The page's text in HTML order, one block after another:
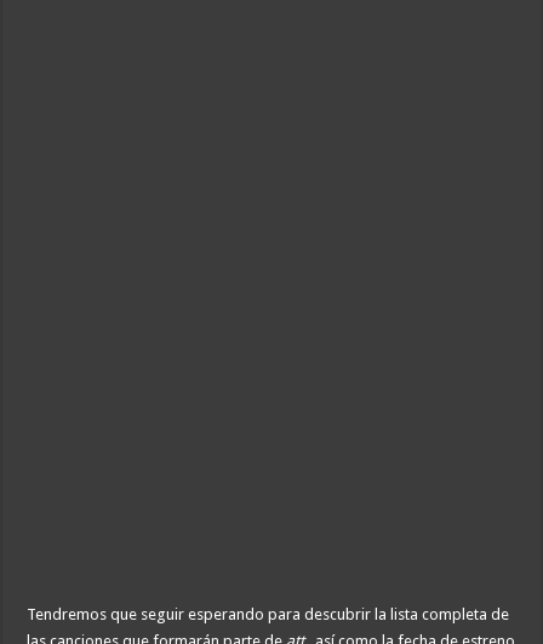
Tendremos que seguir esperando para descubrir la lista completa de